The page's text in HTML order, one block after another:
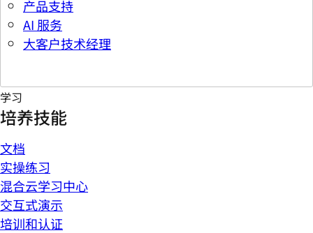
产品支持
AI 服务
大客户技术经理
学习
培养技能
文档
实操练习
混合云学习中心
交互式演示
培训和认证